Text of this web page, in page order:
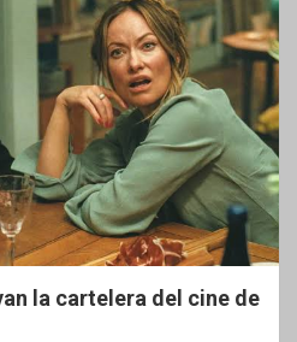
la cartelera del cine de